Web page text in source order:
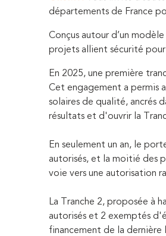
départements de France
Conçus autour d’un
projets allient sécurité
En 2025, une première
Cet engagement a permis
solaires de qualité, ancrés
résultats et d'ouvrir la
En seulement un an, le
autorisés, et la moitié des
voie vers une autorisation
La Tranche 2, proposée à
autorisés et 2 exemptés
financement de la